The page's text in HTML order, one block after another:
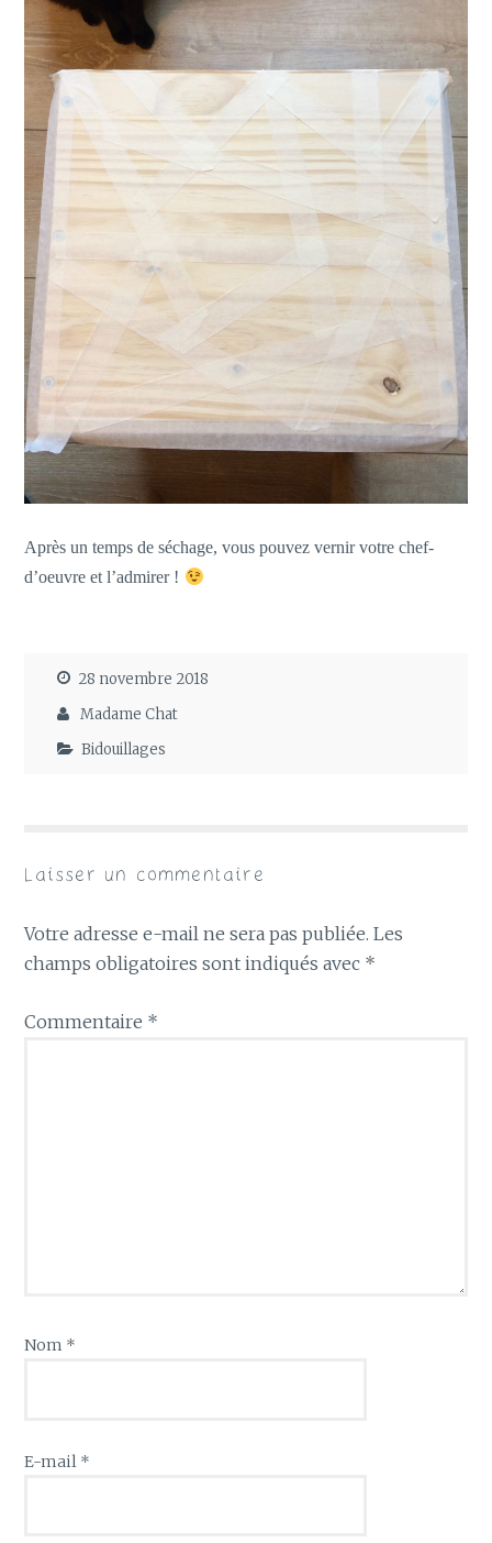
Après un temps de séchage, vous pouvez vernir votre chef-
d’oeuvre et l’admirer !
28 novembre 2018
Madame Chat
Bidouillages
Laisser un commentaire
Votre adresse e-mail ne sera pas publiée. Les
champs obligatoires sont indiqués avec *
Commentaire *
Nom *
E-mail *